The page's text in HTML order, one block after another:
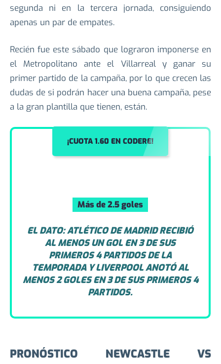
El Atlético de Madrid, por su parte, ha venido de
menos a más en este inicio de campaña.
su debut liguero y tampoco pudieron ganar ni en la
segunda ni en la tercera jornada, consiguiendo
apenas un par de empates.
Recién fue este sábado que lograron imponerse en
primer partido de la campaña, por lo que crecen las
dudas de si podrán hacer una buena campaña, pese
¡CUOTA 1.60 EN CODERE!
Más de 2.5 goles
AL MENOS UN GOL EN 3 DE SUS
TEMPORADA Y LIVERPOOL ANOTÓ AL
MENOS 2 GOLES EN 3 DE SUS PRIMEROS 4